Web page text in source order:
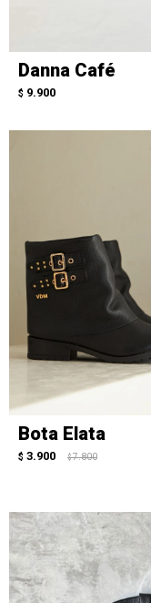
Danna Café
$ 9.900
Bota Elata
$ 3.900 $ 7.800